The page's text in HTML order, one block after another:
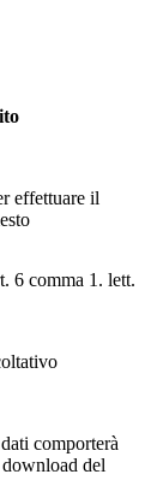
effettuare il
6 comma 1. lett.
comporterà
del